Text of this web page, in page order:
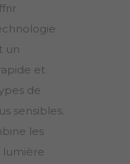
un
et
de
sensibles.
les
lumière